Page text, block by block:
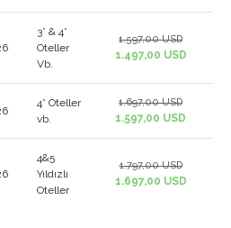
3* & 4*
Oteller
Vb.
1.597,00 USD
1.497,00 USD
4* Oteller
vb.
1.697,00 USD
1.597,00 USD
4&5
Yıldızlı
Oteller
1.797,00 USD
1.697,00 USD